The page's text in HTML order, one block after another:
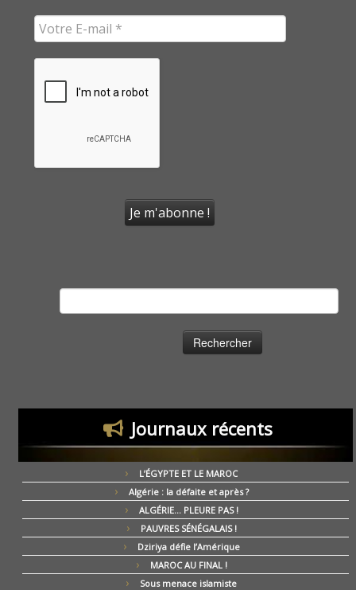
Journaux récents
L’ÉGYPTE ET LE MAROC
Algérie : la défaite et après ?
ALGÉRIE… PLEURE PAS !
PAUVRES SÉNÉGALAIS !
Dziriya défie l’Amérique
MAROC AU FINAL !
Sous menace islamiste